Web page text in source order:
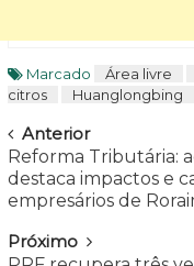
Marcado Área livre
citros
Huanglongbing
Navegar
Anterior
Reforma Tributária:
destaca impactos e
empresários de
Próximo